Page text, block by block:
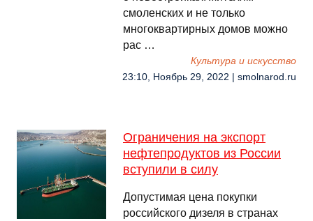
смоленских и не только
многоквартирных домов можно
рас …
Культура и искусство
23:10, Ноябрь 29, 2022 | smolnarod.ru
Ограничения на экспорт
нефтепродуктов из России
вступили в силу
Допустимая цена покупки
российского дизеля в странах